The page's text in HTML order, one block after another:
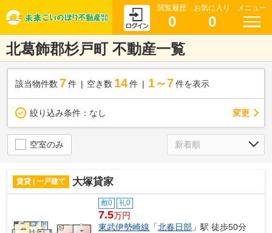
閲覧履歴
0
お気に入り
0
メニュー
北葛飾郡杉戸町 不動産一覧
該当物件数 7件 空き数 14 件 1～7 件を表示
絞り込み条件： なし 変更
空室のみ
賃貸 | 一戸建て 大塚貸家
敷0 礼0
7.5万円
東武伊勢崎線 「北春日部 」駅 徒歩50分